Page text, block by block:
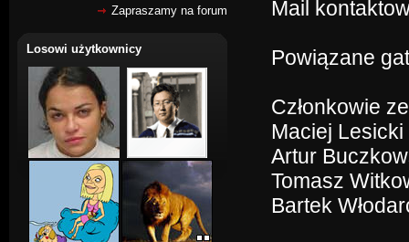
Zapraszamy na forum
Losowi użytkownicy
Mail
Powiązane
Członkowie
Maciej
Artur
Tomasz
Bartek